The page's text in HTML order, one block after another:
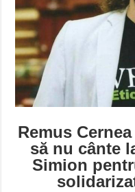
Remus
să nu cânte
Simion